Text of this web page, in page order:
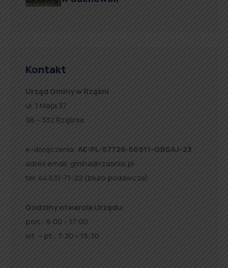
Kontakt
Urząd Gminy w Rząśni
ul. 1 Maja 37
98 – 332 Rząśnia
e-doręczenia: AE:PL-57726-56911-GBSAJ-23
adres email: gmina@rzasnia.pl
tel. 44 631-71-22 (biuro podawcze)
Godziny otwarcia Urzędu:
pon.: 9:00 – 17:00
wt. – pt.: 7:30 – 15:30